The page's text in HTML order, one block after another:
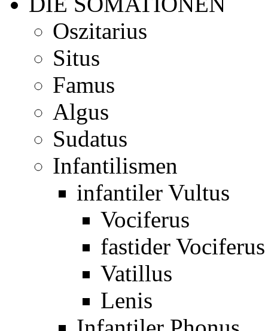
Oszitarius
Situs
Famus
Algus
Sudatus
Infantilismen
infantiler Vultus
Vociferus
fastider Vociferus
Vatillus
Lenis